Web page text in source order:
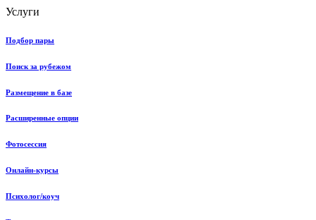
Услуги
Подбор пары
Поиск за рубежом
Размещение в базе
Расширенные опции
Фотосессия
Онлайн-курсы
Психолог/коуч